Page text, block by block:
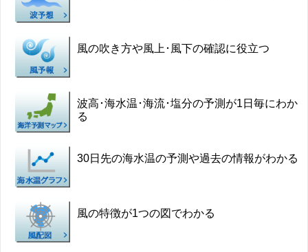
風の吹き方や風上･風下の確認に役立つ
波高･海水温･海流･塩分の予測が1日毎にわか
る
30日先の海水温の予測や過去の情報がわかる
風の特徴が1つの図でわかる